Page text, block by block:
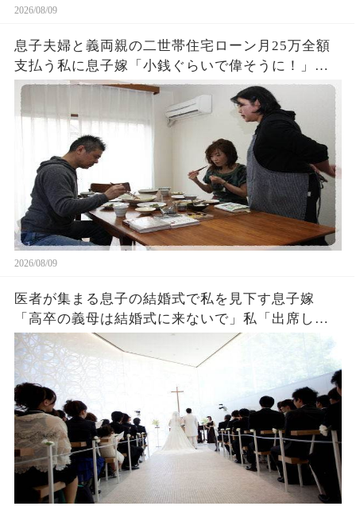
2026/08/09
息子夫婦と義両親の二世帯住宅ローン月25万全額
支払う私に息子嫁「小銭ぐらいで偉そうに！」長
男「支払い止めてみろ！」私「喜んで！」支払い
止めた結果
2026/08/09
医者が集まる息子の結婚式で私を見下す息子嫁
「高卒の義母は結婚式に来ないで」私「出席して
ごめんなさいね」→お望み通り帰った結果